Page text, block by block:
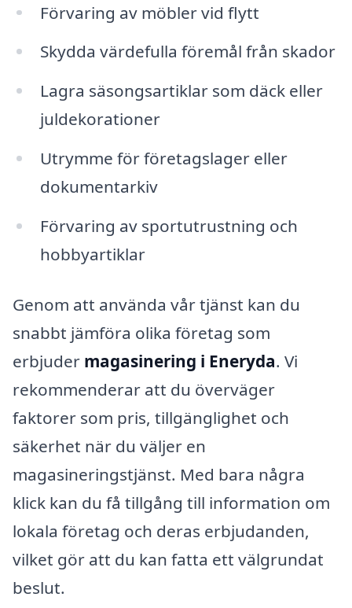
Förvaring av möbler vid flytt
Skydda värdefulla föremål från skador
Lagra säsongsartiklar som däck eller
juldekorationer
Utrymme för företagslager eller
dokumentarkiv
Förvaring av sportutrustning och
hobbyartiklar
Genom att använda vår tjänst kan du
snabbt jämföra olika företag som
erbjuder magasinering i Eneryda. Vi
rekommenderar att du överväger
faktorer som pris, tillgänglighet och
säkerhet när du väljer en
magasineringstjänst. Med bara några
klick kan du få tillgång till information om
lokala företag och deras erbjudanden,
vilket gör att du kan fatta ett välgrundat
beslut.